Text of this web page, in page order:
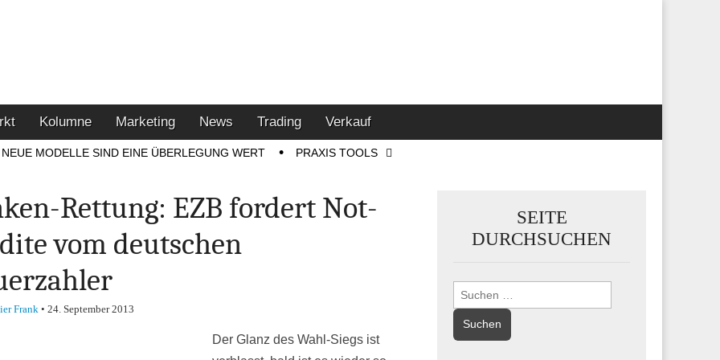
Kolumne Marketing News Trading Verkauf
NEUE MODELLE SIND EINE ÜBERLEGUNG WERT PRAXIS TOOLS
Rettung: EZB fordert Not-
vom deutschen
Frank• 24. September 2013
Der Glanz des Wahl-Siegs ist
SEITE
DURCHSUCHEN
Suchen
nach: